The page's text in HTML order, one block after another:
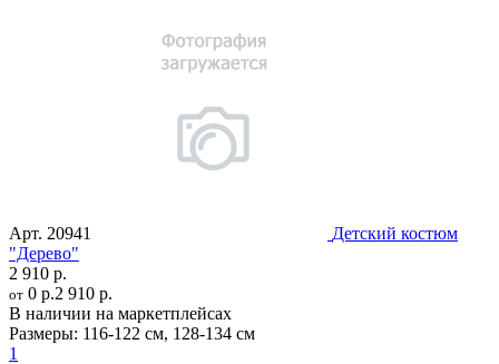
Арт. 20941
Детский костюм
"Дерево"
2 910 р.
от 0 р.2 910 р.
В наличии на маркетплейсах
Размеры: 116-122 см, 128-134 см
1